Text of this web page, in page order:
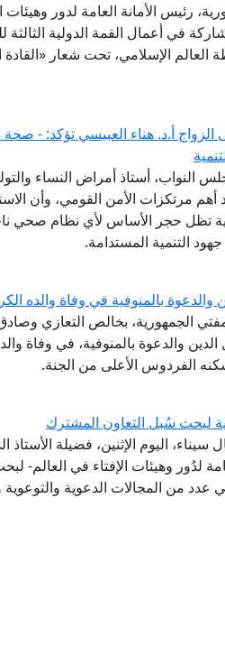
رئيس الأمانة العامة لدور وهيئات
العالم الإسلامي، تحت شعار
أ.د. هناء العبيسي تؤكد: - صحة
النواب، أستاذ أمراض النساء
مرتكزات الأمن القومي، وأن
تظل حجر الأساس لأي نظام صحي
التنمية المستدامة.
بالمنوفية في وفاة والده
الجمهورية، بخالص التعازي
والدعوة بالمنوفية، في وفاة
الفردوس الأعلى من الجنة.
لبحث سُبل التعاون المشترك
اليوم الإثنين، فضيلة الأستاذ
لدُور وهيئات الإفتاء في العالم-
عدد من المجالات الدعوية والتوعوية